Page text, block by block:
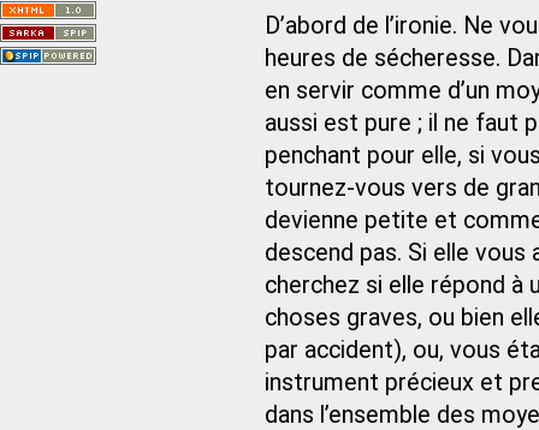
D’abord de l’ironie. Ne
heures de sécheresse.
en servir comme d’un
aussi est pure ; il ne faut
penchant pour elle, si
tournez-vous vers de
devienne petite et
descend pas. Si elle vous
cherchez si elle répond à
choses graves, ou bien
par accident), ou, vous
instrument précieux et
dans l’ensemble des
Saint-Nom.
Veuillez consulter le message du
service ci-dessous.
(401 - Invalid API key. Please see
https://openweathermap.org/faq#error401